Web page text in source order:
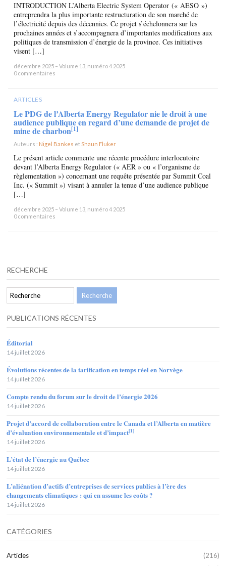
INTRODUCTION L’Alberta Electric System Operator (« AESO »)
entreprendra la plus importante restructuration de son marché de
l’électricité depuis des décennies. Ce projet s’échelonnera sur les
prochaines années et s’accompagnera d’importantes modifications aux
politiques de transmission d’énergie de la province. Ces initiatives
visent […]
décembre 2025 – Volume 13, numéro 4 2025
0 commentaires
ARTICLES
Le PDG de l’Alberta Energy Regulator nie le droit à une
audience publique en regard d’une demande de projet de
mine de charbon[1]
Auteurs : Nigel Bankes et Shaun Fluker
Le présent article commente une récente procédure interlocutoire
devant l’Alberta Energy Regulator (« AER » ou « l’organisme de
règlementation ») concernant une requête présentée par Summit Coal
Inc. (« Summit ») visant à annuler la tenue d’une audience publique
[…]
décembre 2025 – Volume 13, numéro 4 2025
0 commentaires
RECHERCHE
PUBLICATIONS RÉCENTES
Éditorial
14 juillet 2026
Évolutions récentes de la tarification en temps réel en Norvège
14 juillet 2026
Compte rendu du forum sur le droit de l’énergie 2026
14 juillet 2026
Projet d’accord de collaboration entre le Canada et l’Alberta en matière
d’évaluation environnementale et d’impact[1]
14 juillet 2026
L’état de l’énergie au Québec
14 juillet 2026
L’aliénation d’actifs d’entreprises de services publics à l’ère des
changements climatiques : qui en assume les coûts ?
14 juillet 2026
CATÉGORIES
Articles
(216)